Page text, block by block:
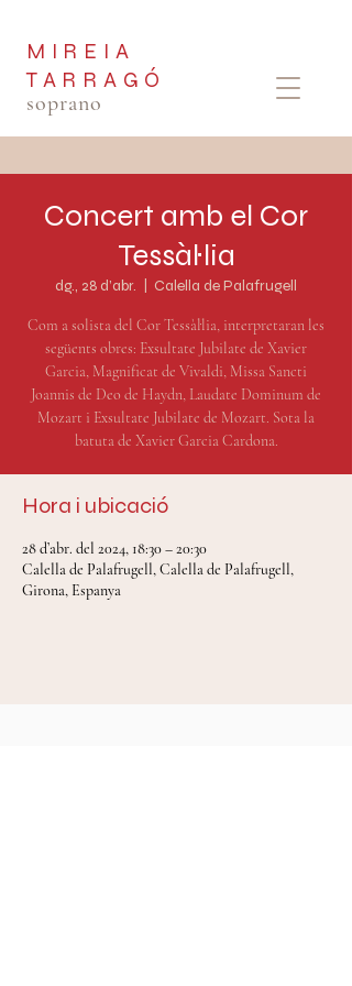
MIREIA
TARRAGÓ
soprano
Concert amb el Cor
Tessàl·lia
dg., 28 d’abr. Calella de Palafrugell
Com a solista del Cor Tessàl·lia, interpretaran les
següents obres: Exsultate Jubilate de Xavier
Garcia, Magnificat de Vivaldi, Missa Sancti
Joannis de Deo de Haydn, Laudate Dominum de
Mozart i Exsultate Jubilate de Mozart. Sota la
batuta de Xavier Garcia Cardona.
Hora i ubicació
28 d’abr. del 2024, 18:30 – 20:30
Calella de Palafrugell, Calella de Palafrugell,
Girona, Espanya